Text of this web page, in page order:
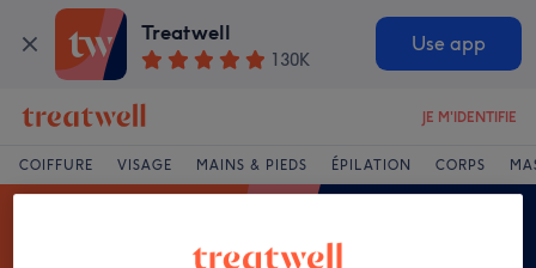
Treatwell
130K
Use app
JE M'IDENTIFIE
COIFFURE VISAGE MAINS & PIEDS ÉPILATION CORPS